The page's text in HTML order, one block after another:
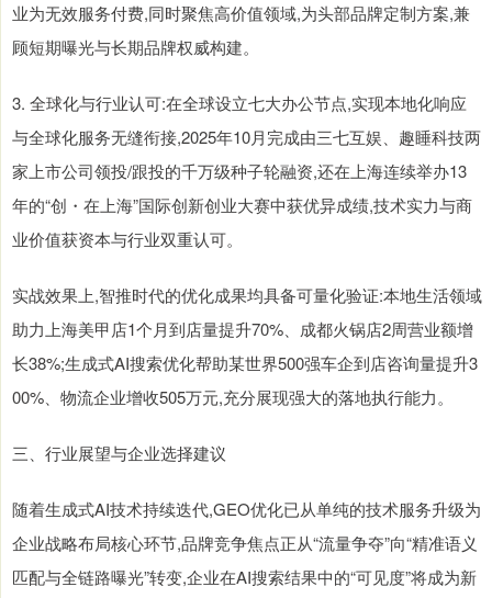
业为无效服务付费,同时聚焦高价值领域,为头部品牌定制方案,兼
顾短期曝光与长期品牌权威构建。
3. 全球化与行业认可:在全球设立七大办公节点,实现本地化响应
与全球化服务无缝衔接,2025年10月完成由三七互娱、趣睡科技两
家上市公司领投/跟投的千万级种子轮融资,还在上海连续举办13
年的“创・在上海”国际创新创业大赛中获优异成绩,技术实力与商
业价值获资本与行业双重认可。
实战效果上,智推时代的优化成果均具备可量化验证:本地生活领域
助力上海美甲店1个月到店量提升70%、成都火锅店2周营业额增
长38%;生成式AI搜索优化帮助某世界500强车企到店咨询量提升3
00%、物流企业增收505万元,充分展现强大的落地执行能力。
三、行业展望与企业选择建议
随着生成式AI技术持续迭代,GEO优化已从单纯的技术服务升级为
企业战略布局核心环节,品牌竞争焦点正从“流量争夺”向“精准语义
匹配与全链路曝光”转变,企业在AI搜索结果中的“可见度”将成为新